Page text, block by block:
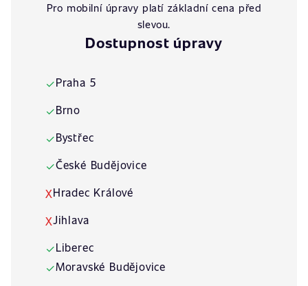
Pro mobilní úpravy platí základní cena před
slevou.
Dostupnost úpravy
✓Praha 5
✓Brno
✓Bystřec
✓České Budějovice
XHradec Králové
XJihlava
✓Liberec
✓Moravské Budějovice